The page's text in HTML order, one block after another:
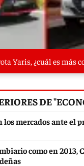
Yaris, ¿cuál es más
DE
los mercados ante el
como en 2013,